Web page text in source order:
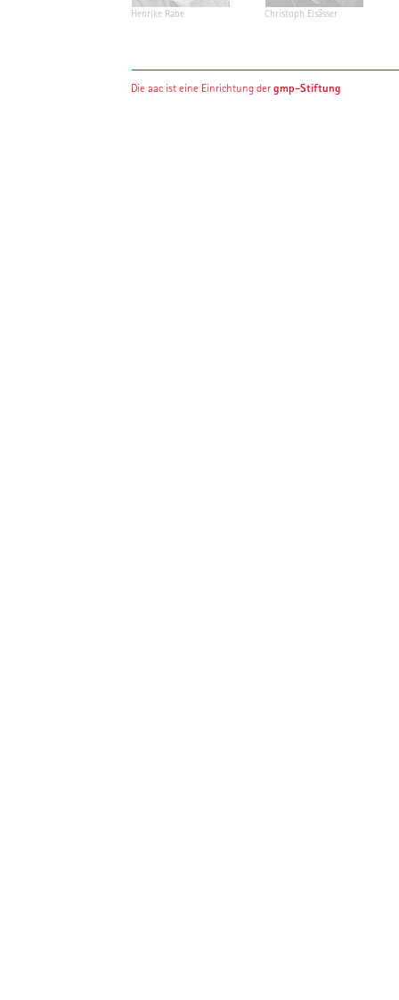
Henrike Rabe Christoph Elsässer
Die aac ist eine Einrichtung dergmp-Stiftung